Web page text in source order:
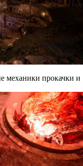
механики прокачки и